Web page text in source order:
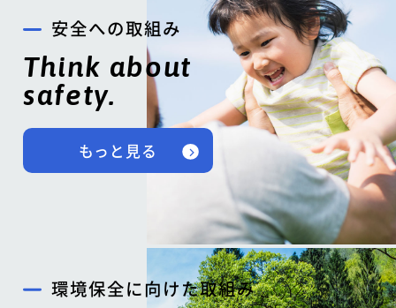
安全への取組み
Think about
safety.
もっと見る
環境保全に向けた取組み